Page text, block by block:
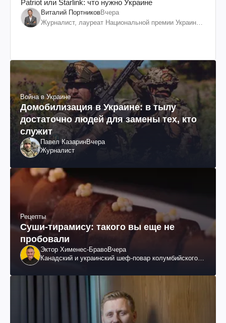
Patriot или Starlink: что нужно Украине
Виталий ПортниковВчера
Журналист, лауреат Национальной премии Украины
Война в Украине
Домобилизация в Украине: в тылу
достаточно людей для замены тех, кто
служит
Павел КазаринВчера
Журналист
Рецепты
Суши-тирамису: такого вы еще не
пробовали
Эктор Хименес-БравоВчера
Канадский и украинский шеф-повар колумбийского